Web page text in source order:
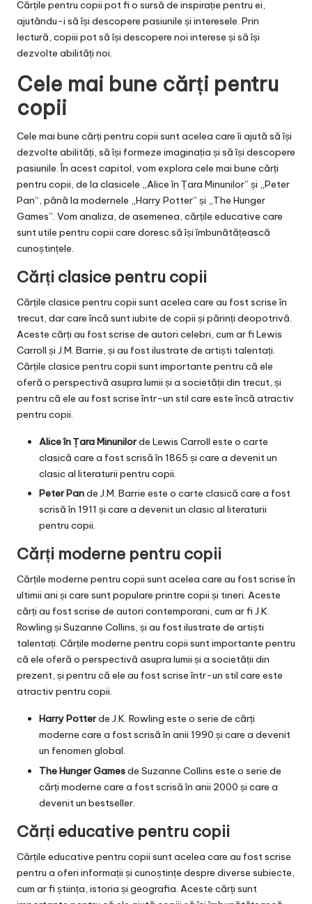
Cărțile pentru copii pot fi o sursă de inspirație pentru ei,
ajutându-i să își descopere pasiunile și interesele. Prin
lectură, copiii pot să își descopere noi interese și să își
dezvolte abilități noi.
Cele mai bune cărți pentru
copii
Cele mai bune cărți pentru copii sunt acelea care îi ajută să își
dezvolte abilități, să își formeze imaginația și să își descopere
pasiunile. În acest capitol, vom explora cele mai bune cărți
pentru copii, de la clasicele „Alice în Țara Minunilor” și „Peter
Pan”, până la modernele „Harry Potter” și „The Hunger
Games”. Vom analiza, de asemenea, cărțile educative care
sunt utile pentru copii care doresc să își îmbunătățească
cunoștințele.
Cărți clasice pentru copii
Cărțile clasice pentru copii sunt acelea care au fost scrise în
trecut, dar care încă sunt iubite de copii și părinți deopotrivă.
Aceste cărți au fost scrise de autori celebri, cum ar fi Lewis
Carroll și J.M. Barrie, și au fost ilustrate de artiști talentați.
Cărțile clasice pentru copii sunt importante pentru că ele
oferă o perspectivă asupra lumii și a societății din trecut, și
pentru că ele au fost scrise într-un stil care este încă atractiv
pentru copii.
Alice în Țara Minunilorde Lewis Carroll este o carte
clasică care a fost scrisă în 1865 și care a devenit un
clasic al literaturii pentru copii.
Peter Pande J.M. Barrie este o carte clasică care a fost
scrisă în 1911 și care a devenit un clasic al literaturii
pentru copii.
Cărți moderne pentru copii
Cărțile moderne pentru copii sunt acelea care au fost scrise în
ultimii ani și care sunt populare printre copii și tineri. Aceste
cărți au fost scrise de autori contemporani, cum ar fi J.K.
Rowling și Suzanne Collins, și au fost ilustrate de artiști
talentați. Cărțile moderne pentru copii sunt importante pentru
că ele oferă o perspectivă asupra lumii și a societății din
prezent, și pentru că ele au fost scrise într-un stil care este
atractiv pentru copii.
Harry Potterde J.K. Rowling este o serie de cărți
moderne care a fost scrisă în anii 1990 și care a devenit
un fenomen global.
The Hunger Gamesde Suzanne Collins este o serie de
cărți moderne care a fost scrisă în anii 2000 și care a
devenit un bestseller.
Cărți educative pentru copii
Cărțile educative pentru copii sunt acelea care au fost scrise
pentru a oferi informații și cunoștințe despre diverse subiecte,
cum ar fi știința, istoria și geografia. Aceste cărți sunt